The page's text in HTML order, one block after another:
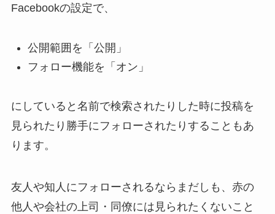
Facebookの設定で、
公開範囲を「公開」
フォロー機能を「オン」
にしていると名前で検索されたりした時に投稿を
見られたり勝手にフォローされたりすることもあ
ります。
友人や知人にフォローされるならまだしも、赤の
他人や会社の上司・同僚には見られたくないこと